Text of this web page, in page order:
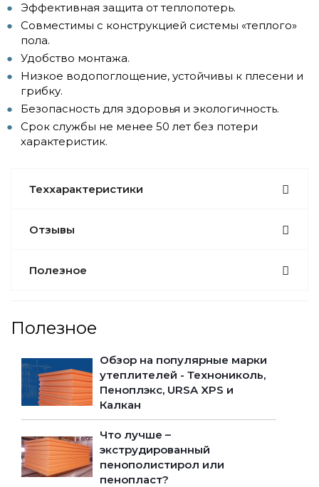
Эффективная защита от теплопотерь.
Совместимы с конструкцией системы «теплого»
пола.
Удобство монтажа.
Низкое водопоглощение, устойчивы к плесени и
грибку.
Безопасность для здоровья и экологичность.
Срок службы не менее 50 лет без потери
характеристик.
Теххарактеристики
Отзывы
Полезное
Полезное
Обзор на популярные марки
утеплителей - Технониколь,
Пеноплэкс, URSA XPS и
Калкан
Что лучше –
экструдированный
пенополистирол или
пенопласт?